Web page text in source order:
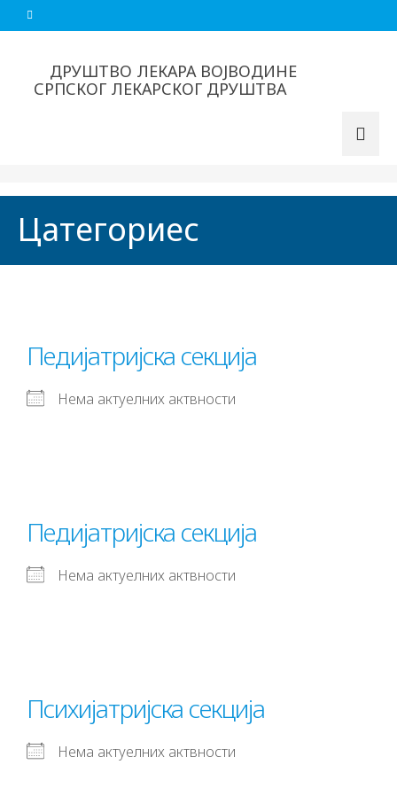
ДРУШТВО ЛЕКАРА ВОЈВОДИНЕ
СРПСКОГ ЛЕКАРСКОГ ДРУШТВА
Цатегориес
Педијатријска секција
Нема актуелних актвности
Педијатријска секција
Нема актуелних актвности
Психијатријска секција
Нема актуелних актвности